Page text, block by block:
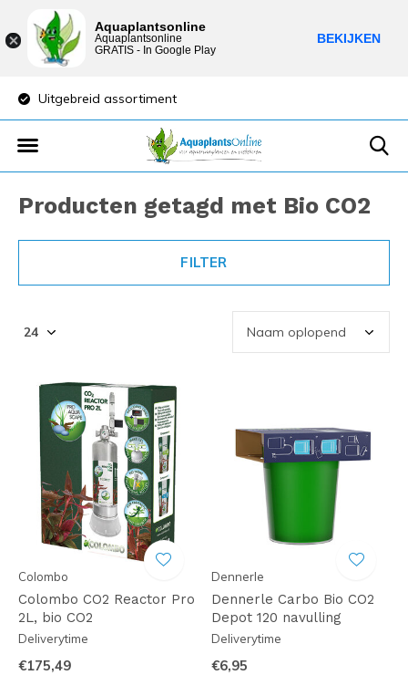
Uitgebreid assortiment
Producten getagd met Bio CO2
FILTER
Colombo
Colombo CO2 Reactor Pro
2L, bio CO2
Deliverytime
€175,49
Dennerle
Dennerle Carbo Bio CO2
Depot 120 navulling
Deliverytime
€6,95
Aquaplantsonline
Aquaplantsonline
GRATIS - In Google Play
BEKIJKEN